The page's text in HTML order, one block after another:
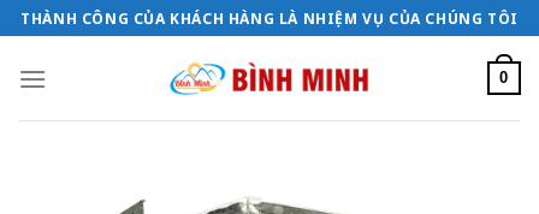
Bỏ
qua
nội
THÀNH CÔNG CỦA KHÁCH HÀNG LÀ NHIỆM VỤ CỦA CHÚNG TÔI
0